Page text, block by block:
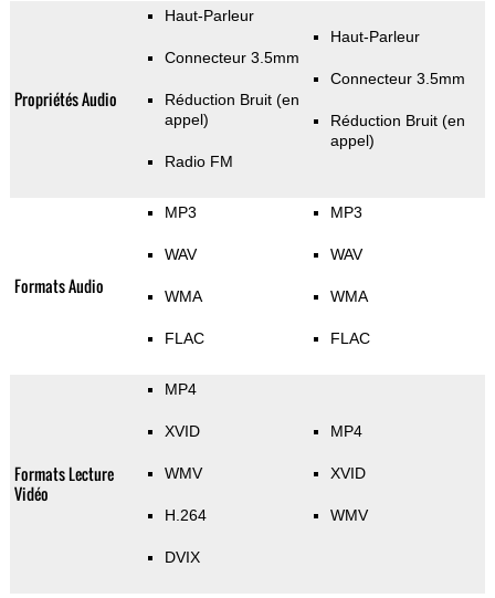
Propriétés Audio
Haut-Parleur
Connecteur 3.5mm
Réduction Bruit (en
appel)
Radio FM
Haut-Parleur
Connecteur 3.5mm
Réduction Bruit (en
appel)
Formats Audio
MP3
WAV
WMA
FLAC
MP3
WAV
WMA
FLAC
Formats Lecture
Vidéo
MP4
XVID
WMV
H.264
DVIX
MP4
XVID
WMV